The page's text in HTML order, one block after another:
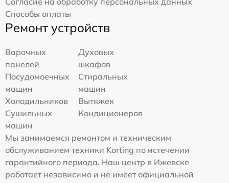
Способы оплаты
Ремонт устройств
Варочных
панелей
Духовых
шкафов
Посудомоечных
машин
Стиральных
машин
Холодильников
Вытяжек
Сушильных
машин
Кондиционеров
Мы занимаемся ремонтом и техническим
обслуживанием техники Korting по истечении
гарантийного периода. Наш центр в Ижевске
работает независимо и не имеет официальной